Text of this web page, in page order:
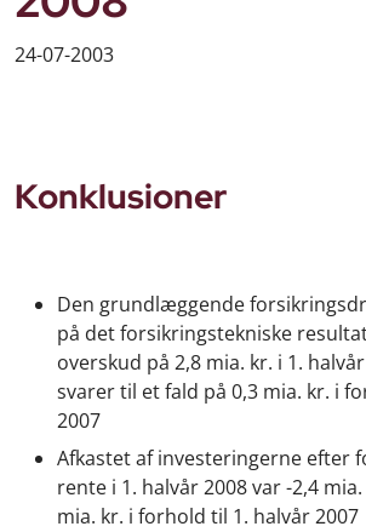
24-07-2003
Konklusioner
Den grundlæggende
på det forsikringstekniske
overskud på 2,8 mia. kr. i 1.
svarer til et fald på 0,3 mia. kr. i
2007
Afkastet af investeringerne efter
rente i 1. halvår 2008 var -2,4
mia. kr. i forhold til 1. halvår 2007